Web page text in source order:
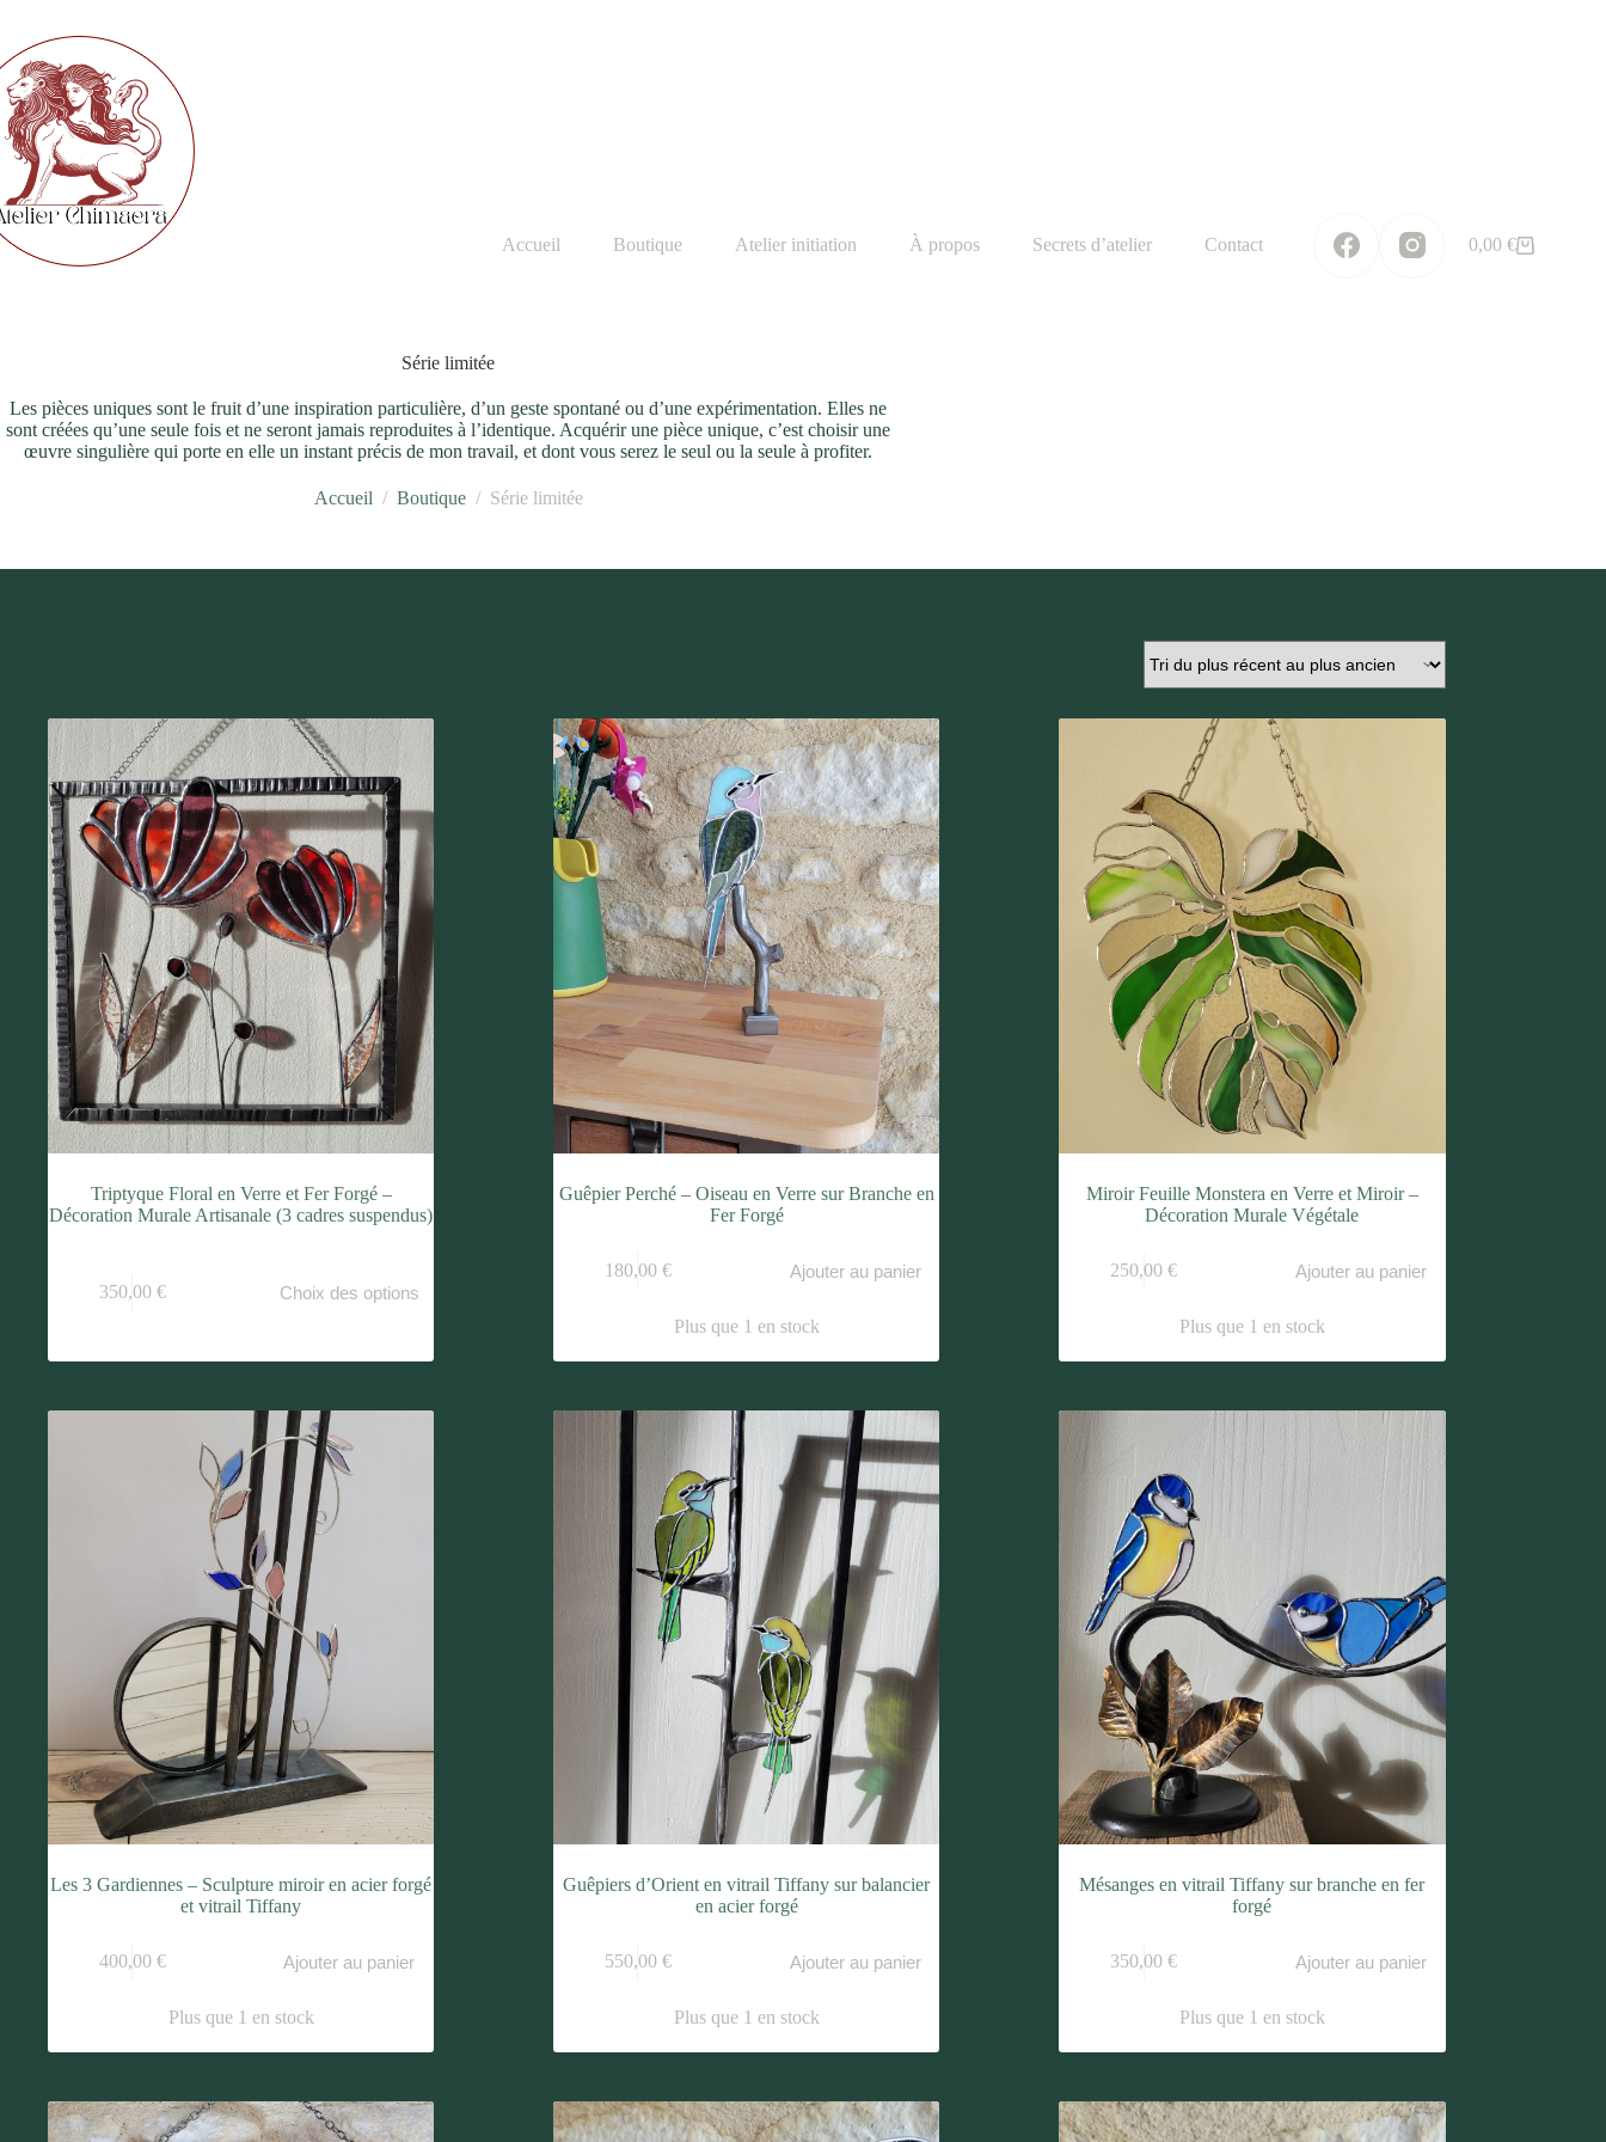
contenu
Accueil Boutique Atelier initiation À propos Secrets d’atelier Contact
Panier
0,00 €
Série limitée
Les pièces uniques sont le fruit d’une inspiration particulière, d’un geste spontané ou d’une expérimentation. Elles ne
sont créées qu’une seule fois et ne seront jamais reproduites à l’identique. Acquérir une pièce unique, c’est choisir une
œuvre singulière qui porte en elle un instant précis de mon travail, et dont vous serez le seul ou la seule à profiter.
Accueil / Boutique / Série limitée
Triptyque Floral en Verre et Fer Forgé –
Décoration Murale Artisanale (3 cadres suspendus)
350,00 € Choix des options
variations.
Guêpier Perché – Oiseau en Verre sur Branche en
Fer Forgé
180,00 € Ajouter au panier
Plus que 1 en stock
Miroir Feuille Monstera en Verre et Miroir –
Décoration Murale Végétale
250,00€ Ajouter au panier
Plus que 1 en stock
Les 3 Gardiennes – Sculpture miroir en acier forgé
et vitrail Tiffany
400,00 € Ajouter au panier
Plus que 1 en stock
Guêpiers d’Orient en vitrail Tiffany sur balancier
en acier forgé
550,00 € Ajouter au panier
Plus que 1 en stock
Mésanges en vitrail Tiffany sur branche en fer
forgé
350,00€ Ajouter au panier
Plus que 1 en stock